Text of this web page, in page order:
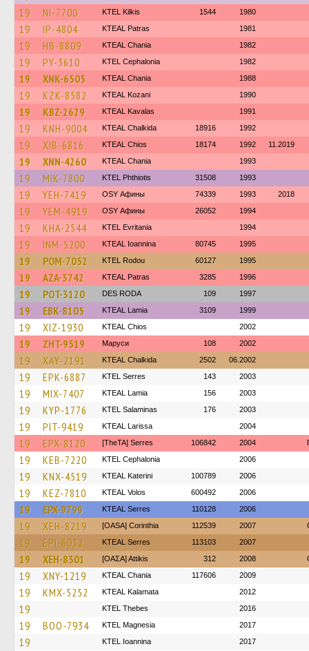
19
NI-7700 KTEL Kilkis 1544 1980
19 IP-4804 KTEAL Patras 1981
19 HB-8809 KTEAL Chania 1982
19 PY-3610 KTEL Cephalonia 1982
19 XNK-6505 KTEAL Chania 1988
19 KZK-8582 KTEAL Kozani 1990
19 KBZ-2629 KTEAL Kavalas 1991
19 KNH-9004 KTEAL Chalkida 18916 1992
19 XIB-6816 KTEAL Chios 18174 1992 11.2019
19 XNN-4260 KTEAL Chania 1993
19 MIK-7800 ΚΤΕL Phthiotis 31508 1993
19 YEH-7419 OSY Афины 74339 1993 2018
19 YEM-4919 OSY Афины 26052 1994
19 KHA-2544 ΚΤΕL Evritania 1994
19 INM-5200 KTEAL Ioannina 80745 1995
19 POM-7052 ΚΤΕL Rodou 60127 1995
19 AZA-3742 KTEAL Patras 3285 1996
19 POT-3120 DES RODA 109 1997
19 EBK-8105 KTEAL Lamia 3109 1999
19 XIZ-1930 KTEAL Chios 2002
19 ZHT-9519 Маруси 108 2002
19 XAY-2191 KTEAL Chalkida 2502 06.2002
19 EPK-6887 KTEL Serres 143 2003
19 MIX-7407 KTEAL Lamia 156 2003
19 KYP-1776 KTEL Salaminas 176 2003
19 PIT-9419 KTEAL Larissa 2004
19 EPX-8120 [TheTA] Serres 106842 2004
19 KEB-7220 KTEL Cephalonia 2006
19 KNX-4519 KTEAL Katerini 100789 2006
19 KEZ-7810 KTEAL Volos 600492 2006
19 EPX-9799 KTEAL Serres 110128 2006
19 XEH-8219 [OASA] Corinthia 112539 2007
19 EPI-6032 KTEAL Serres 113103 2007
19 XEH-8301 [ΟΑΣΑ] Αttikis 312 2008
19 XNY-1219 KTEAL Chania 117606 2009
19 KMX-5252 KTEAL Kalamata 2012
19 KTEL Thebes 2016
19 BOO-7934 ΚΤΕL Magnesia 2017
19 KTEL Ioannina 2017